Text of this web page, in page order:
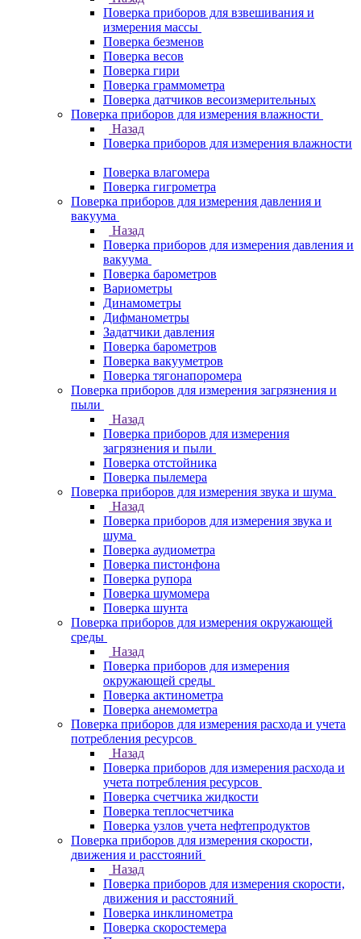
Поверка приборов для взвешивания и
измерения массы
Поверка безменов
Поверка весов
Поверка гири
Поверка граммометра
Поверка датчиков весоизмерительных
Поверка приборов для измерения влажности
Назад
Поверка приборов для измерения влажности
Поверка влагомера
Поверка гигрометра
Поверка приборов для измерения давления и
вакуума
Назад
Поверка приборов для измерения давления и
вакуума
Поверка барометров
Вариометры
Динамометры
Дифманометры
Задатчики давления
Поверка барометров
Поверка вакууметров
Поверка тягонапоромера
Поверка приборов для измерения загрязнения и
пыли
Назад
Поверка приборов для измерения
загрязнения и пыли
Поверка отстойника
Поверка пылемера
Поверка приборов для измерения звука и шума
Назад
Поверка приборов для измерения звука и
шума
Поверка аудиометра
Поверка пистонфона
Поверка рупора
Поверка шумомера
Поверка шунта
Поверка приборов для измерения окружающей
среды
Назад
Поверка приборов для измерения
окружающей среды
Поверка актинометра
Поверка анемометра
Поверка приборов для измерения расхода и учета
потребления ресурсов
Назад
Поверка приборов для измерения расхода и
учета потребления ресурсов
Поверка счетчика жидкости
Поверка теплосчетчика
Поверка узлов учета нефтепродуктов
Поверка приборов для измерения скорости,
движения и расстояний
Назад
Поверка приборов для измерения скорости,
движения и расстояний
Поверка инклинометра
Поверка скоростемера